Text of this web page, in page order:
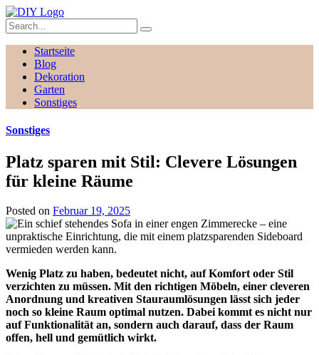
Startseite
Blog
Dekoration
Garten
Sonstiges
Sonstiges
Platz sparen mit Stil: Clevere Lösungen
für kleine Räume
Posted on Februar 19, 2025
Wenig Platz zu haben, bedeutet nicht, auf Komfort oder Stil
verzichten zu müssen. Mit den richtigen Möbeln, einer cleveren
Anordnung und kreativen Stauraumlösungen lässt sich jeder
noch so kleine Raum optimal nutzen. Dabei kommt es nicht nur
auf Funktionalität an, sondern auch darauf, dass der Raum
offen, hell und gemütlich wirkt.